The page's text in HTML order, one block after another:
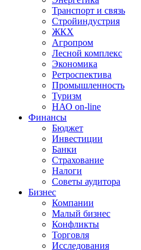
Транспорт и связь
Стройиндустрия
ЖКХ
Агропром
Лесной комплекс
Экономика
Ретроспектива
Промышленность
Туризм
НАО on-line
Финансы
Бюджет
Инвестиции
Банки
Страхование
Налоги
Советы аудитора
Бизнес
Компании
Малый бизнес
Конфликты
Торговля
Исследования